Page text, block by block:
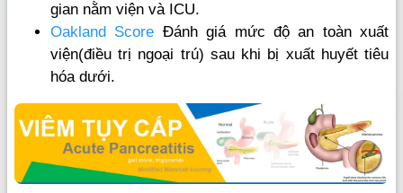
gian nằm viện và ICU.
Oakland Score Đánh giá mức độ an toàn xuất
viện(điều trị ngoại trú) sau khi bị xuất huyết tiêu
hóa dưới.